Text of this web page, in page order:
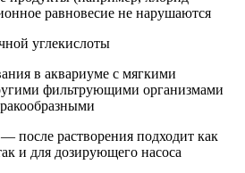
равновесие не нарушаются
углекислоты
в аквариуме с мягкими
фильтрующими организмами
после растворения подходит как
и для дозирующего насоса